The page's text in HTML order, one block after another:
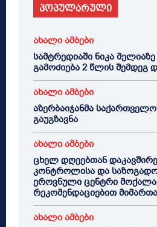
პოპულარული
ახალი ამბები
სამტრედიაში ნიკა
გამოძიება 2 წლის შემდეგ
ახალი ამბები
აზერბაიჯანმა
გაუგზავნა
ახალი ამბები
ცხელ დღეებთან
კონტროლისა და
ეროვნული ცენტრი
რეკომენდაციებით
ახალი ამბები